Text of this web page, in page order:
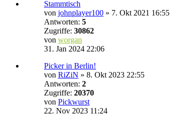
Stammtisch
von johnplayer100 » 7. Okt 2021 16:55
Antworten: 5
Zugriffe: 30862
von worgan
31. Jan 2024 22:06
Picker in Berlin!
von RiZiN » 8. Okt 2023 22:55
Antworten: 2
Zugriffe: 20370
von Pickwurst
22. Nov 2023 11:24